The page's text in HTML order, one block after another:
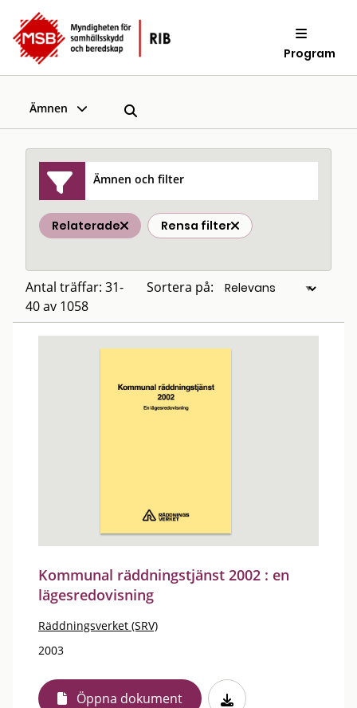
Program
Ämnen
Ämnen och filter
Relaterade Rensa filter
Antal träffar: 31-
40 av 1058
Sortera på:
Kommunal räddningstjänst 2002 : en
lägesredovisning
Räddningsverket (SRV)
2003
Öppna dokument